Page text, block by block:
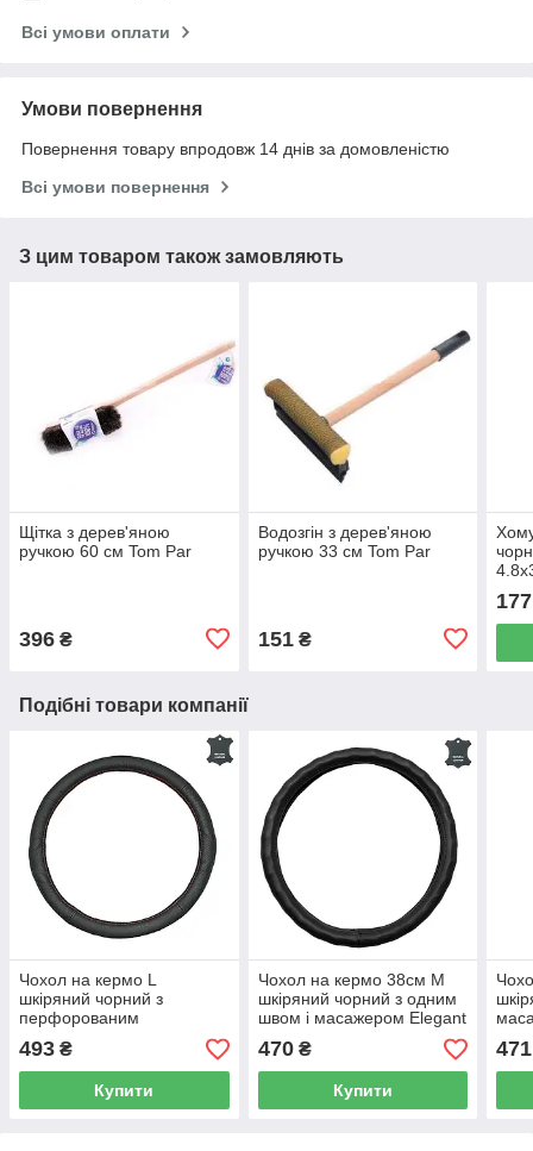
Всі умови оплати
Умови повернення
Повернення товару впродовж 14 днів за домовленістю
Всі умови повернення
З цим товаром також замовляють
Щітка з дерев'яною
ручкою 60 см Tom Par
396 ₴
Водозгін з дерев'яною
ручкою 33 см Tom Par
151₴
177
Подібні товари компанії
Чохол на кермо L
шкіряний чорний з
перфорованим
масажером і червоною
ниткою Elegant Plus EL
105647
493 ₴
Купити
Чохол на кермо 38см М
шкіряний чорний з одним
швом і масажером Elegant
Plus EL 105 815
470₴
Купити
471